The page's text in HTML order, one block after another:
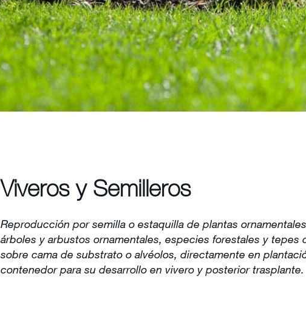
Viveros y Semilleros
Reproducción por semilla o estaquilla de plantas
árboles y arbustos ornamentales, especies forestales y tepes
sobre cama de substrato o alvéolos, directamente en
contenedor para su desarrollo en vivero y posterior trasplante.